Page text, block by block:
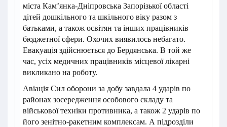
міста Кам’янка-Дніпровська Запорізької області
дітей дошкільного та шкільного віку разом з
батьками, а також освітян та інших працівників
бюджетної сфери. Охочих виявилось небагато.
Евакуація здійснюється до Бердянська. В той же
час, усіх медичних працівників місцевої лікарні
викликано на роботу.
Авіація Сил оборони за добу завдала 4 ударів по
районах зосередження особового складу та
військової техніки противника, а також 2 ударів по
його зенітно-ракетним комплексам. А підрозділи